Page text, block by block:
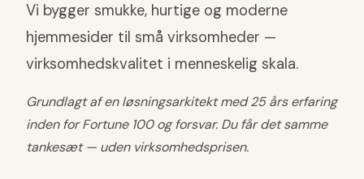
Vi bygger smukke, hurtige og moderne
hjemmesider til små virksomheder —
virksomhedskvalitet i menneskelig skala.
Grundlagt af en løsningsarkitekt med 25 års erfaring
inden for Fortune 100 og forsvar. Du får det samme
tankesæt — uden virksomhedsprisen.